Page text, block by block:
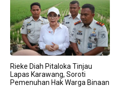
Rieke Diah Pitaloka Tinjau
Lapas Karawang, Soroti
Pemenuhan Hak Warga Binaan